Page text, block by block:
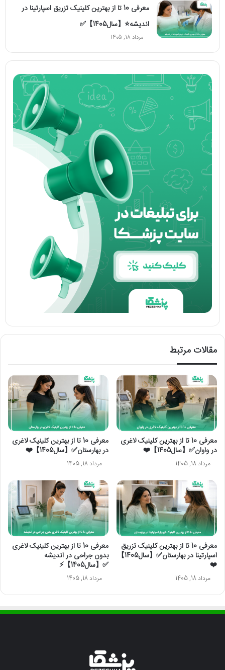
معرفی 10 تا از بهترین کلینیک تزریق اسپارتینا در
اندیشه⭐【سال1405】✅
مرداد 18, 1405
مقالات مرتبط
معرفی 10 تا از بهترین کلینیک لاغری
در واوان✅【سال1405】❤️
مرداد 18, 1405
معرفی 10 تا از بهترین کلینیک لاغری
در بهارستان✅【سال1405】❤️
مرداد 18, 1405
معرفی 10 تا از بهترین کلینیک تزریق
اسپارتینا در بهارستان✅【سال1405】
❤️
مرداد 18, 1405
معرفی 10 تا از بهترین کلینیک لاغری
بدون جراحی در اندیشه
✅【سال1405】⚡️
مرداد 18, 1405